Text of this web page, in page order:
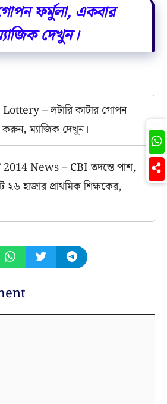
ফর্মুলা, একবার
দেখুন।
– লটারি কাটার গোপন
করুন, ম্যাজিক দেখুন।
News – CBI তদন্তে পাশ,
২৬ হাজার প্রাথমিক শিক্ষকের,